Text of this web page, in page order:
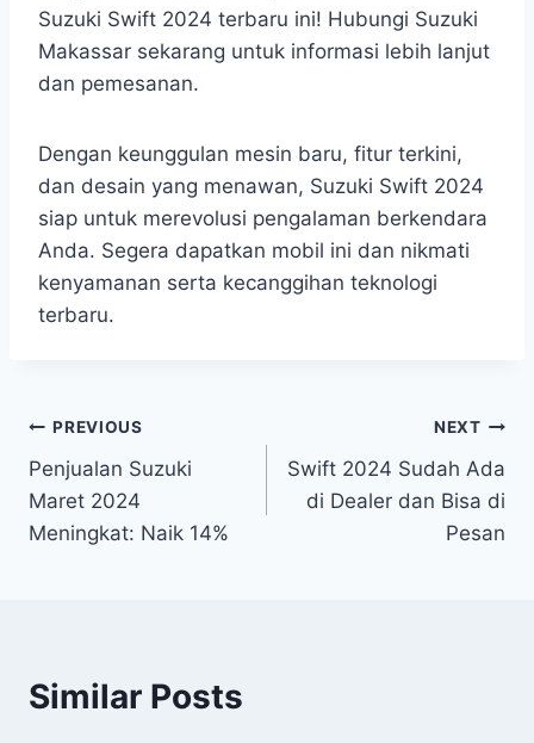
Suzuki Swift 2024 terbaru ini! Hubungi Suzuki
Makassar sekarang untuk informasi lebih lanjut
dan pemesanan.
Dengan keunggulan mesin baru, fitur terkini,
dan desain yang menawan, Suzuki Swift 2024
siap untuk merevolusi pengalaman berkendara
Anda. Segera dapatkan mobil ini dan nikmati
kenyamanan serta kecanggihan teknologi
terbaru.
PREVIOUS
Penjualan Suzuki
Maret 2024
Meningkat: Naik 14%
NEXT
Swift 2024 Sudah Ada
di Dealer dan Bisa di
Pesan
Similar Posts